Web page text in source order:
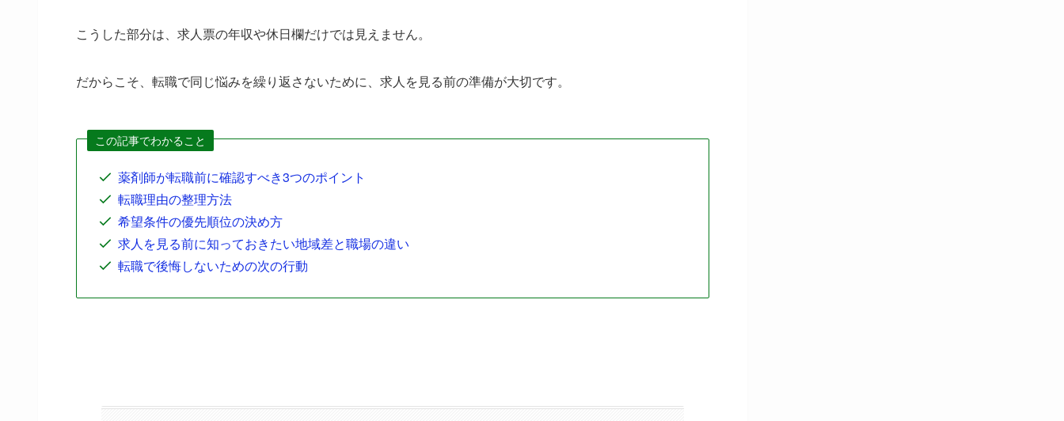
こうした部分は、求人票の年収や休日欄だけでは見えません。
だからこそ、転職で同じ悩みを繰り返さないために、求人を見る前の準備が大切です。
この記事でわかること
薬剤師が転職前に確認すべき3つのポイント
転職理由の整理方法
希望条件の優先順位の決め方
求人を見る前に知っておきたい地域差と職場の違い
転職で後悔しないための次の行動